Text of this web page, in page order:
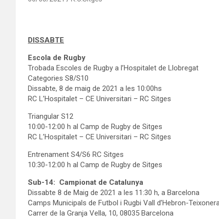
DISSABTE
Escola de Rugby
Trobada Escoles de Rugby a l’Hospitalet de Llobregat
Categories S8/S10
Dissabte, 8 de maig de 2021 a les 10:00hs
RC L’Hospitalet – CE Universitari – RC Sitges
Triangular S12
10:00-12:00 h al Camp de Rugby de Sitges
RC L’Hospitalet – CE Universitari – RC Sitges
Entrenament S4/S6 RC Sitges
10:30-12:00 h al Camp de Rugby de Sitges
Sub-14: Campionat de Catalunya
Dissabte 8 de Maig de 2021 a les 11:30 h, a Barcelona
Camps Municipals de Futbol i Rugbi Vall d’Hebron-
Carrer de la Granja Vella, 10, 08035 Barcelona